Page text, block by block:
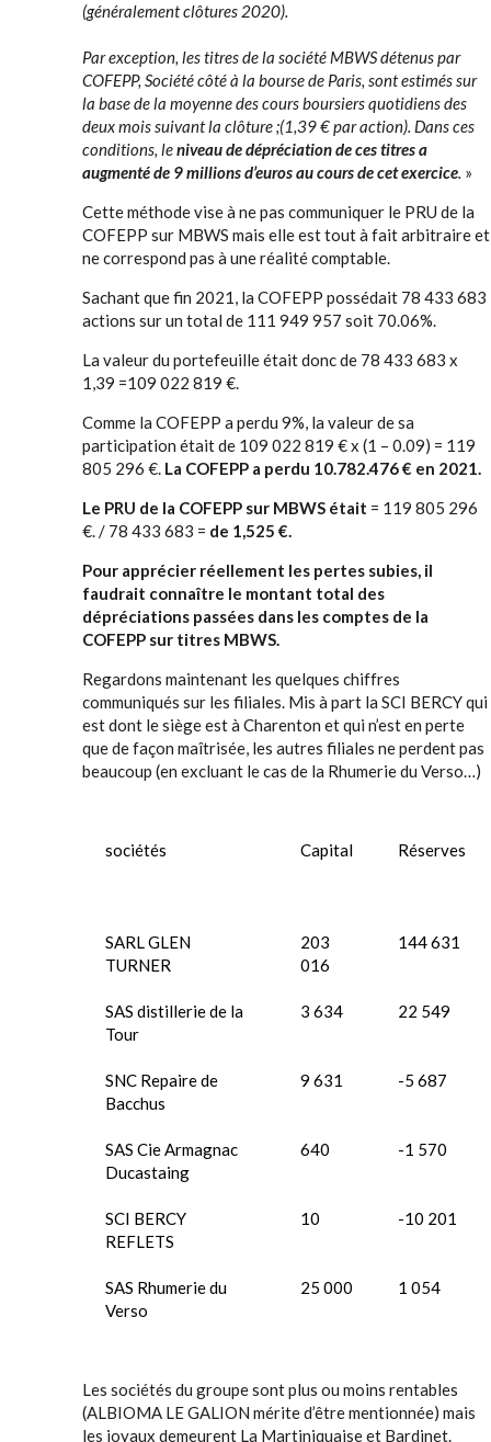
(généralement clôtures 2020).
Par exception, les titres de la société MBWS détenus par
COFEPP, Société côté à la bourse de Paris, sont estimés sur
la base de la moyenne des cours boursiers quotidiens des
deux mois suivant la clôture ;(1,39 € par action). Dans ces
conditions, leniveau de dépréciation de ces titres a
augmenté de 9 millions d’euros au cours de cet exercice. »
Cette méthode vise à ne pas communiquer le PRU de la
COFEPP sur MBWS mais elle est tout à fait arbitraire et
ne correspond pas à une réalité comptable.
Sachant que fin 2021, la COFEPP possédait 78 433 683
actions sur un total de 111 949 957 soit 70.06%.
La valeur du portefeuille était donc de 78 433 683 x
1,39 =109 022 819 €.
Comme la COFEPP a perdu 9%, la valeur de sa
participation était de 109 022 819 € x (1 – 0.09) = 119
805 296 €. La COFEPP a perdu 10.782.476 € en 2021.
Le PRU de la COFEPP sur MBWS était = 119 805 296
€. / 78 433 683 = de 1,525 €.
Pour apprécier réellement les pertes subies, il
faudrait connaître le montant total des
dépréciations passées dans les comptes de la
COFEPP sur titres MBWS.
Regardons maintenant les quelques chiffres
communiqués sur les filiales. Mis à part la SCI BERCY qui
est dont le siège est à Charenton et qui n’est en perte
que de façon maîtrisée, les autres filiales ne perdent pas
beaucoup (en excluant le cas de la Rhumerie du Verso…)
sociétés Capital Réserves
SARL GLEN
TURNER
203
016
144 631
SAS distillerie de la
Tour
3 634 22 549
SNC Repaire de
Bacchus
9 631 -5 687
SAS Cie Armagnac
Ducastaing
640 -1 570
SCI BERCY
REFLETS
10 -10 201
SAS Rhumerie du
Verso
25 000 1 054
Les sociétés du groupe sont plus ou moins rentables
(ALBIOMA LE GALION mérite d’être mentionnée) mais
les joyaux demeurent La Martiniquaise et Bardinet.